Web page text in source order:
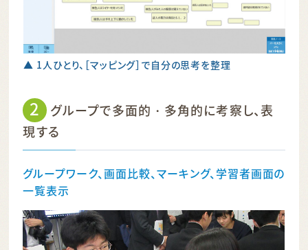
▲ 1人ひとり、［マッピング］で自分の思考を整理
2
グループで多面的・多角的に考察し、表
現する
グループワーク、画面比較、マーキング、学習者画面の
一覧表示